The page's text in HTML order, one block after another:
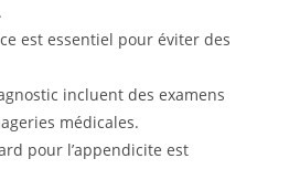
est essentiel pour éviter des
incluent des examens
médicales.
pour l’appendicite est